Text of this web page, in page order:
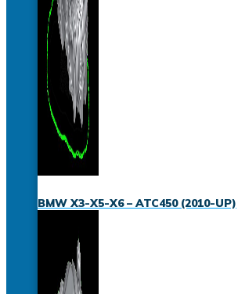
BMW X3-X5-X6 – ATC450 (2010-UP)